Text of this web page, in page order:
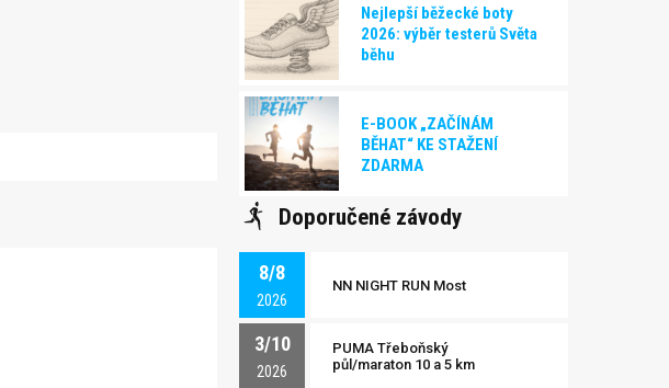
Nejlepší běžecké boty
2026: výběr testerů Světa
běhu
E-BOOK „ZAČÍNÁM
BĚHAT“ KE STAŽENÍ
ZDARMA
Doporučené závody
8/8
2026
NN NIGHT RUN Most
3/10
2026
PUMA Třeboňský
půl/maraton 10 a 5 km